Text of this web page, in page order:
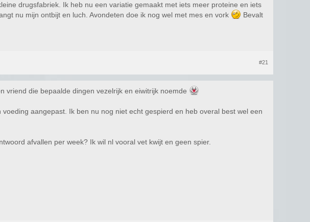
drugsfabriek. Ik heb nu een variatie gemaakt met iets meer proteine en iets
nu mijn ontbijt en luch. Avondeten doe ik nog wel met mes en vork
Bevalt
#21
vriend die bepaalde dingen vezelrijk en eiwitrijk noemde
aangepast. Ik ben nu nog niet echt gespierd en heb overal best wel een
afvallen per week? Ik wil nl vooral vet kwijt en geen spier.